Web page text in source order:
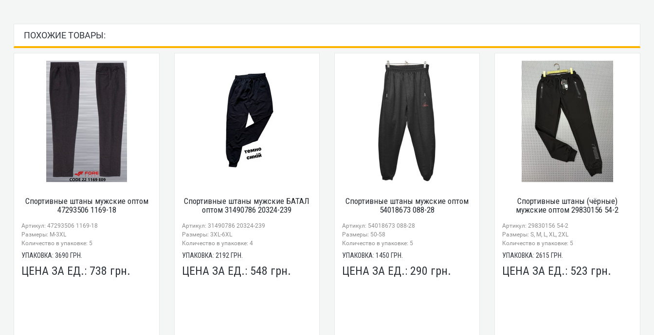
ПОХОЖИЕ ТОВАРЫ:
Спортивные штаны мужские оптом
47293506 1169-18
Артикул: 47293506 1169-18
Размеры: М-3XL
Количество в упаковке: 5
УПАКОВКА:3690 ГРН.
ЦЕНА ЗА ЕД.: 738 грн.
Спортивные штаны мужские БАТАЛ
оптом 31490786 20324-239
Артикул: 31490786 20324-239
Размеры: 3XL-6XL
Количество в упаковке: 4
УПАКОВКА: 2192 ГРН.
ЦЕНА ЗА ЕД.: 548 грн.
Спортивные штаны мужские оптом
54018673 088-28
Артикул: 54018673 088-28
Размеры: 50-58
Количество в упаковке: 5
УПАКОВКА: 1450 ГРН.
ЦЕНА ЗА ЕД.: 290 грн.
Спортивные штаны (чёрные)
мужские оптом 29830156 54-2
Артикул: 29830156 54-2
Размеры: S, M, L, XL, 2XL
Количество в упаковке: 5
УПАКОВКА:2615 ГРН.
ЦЕНА ЗА ЕД.: 523 грн.